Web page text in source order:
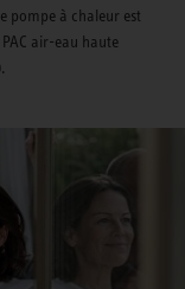
pompe à chaleur est
air-eau haute